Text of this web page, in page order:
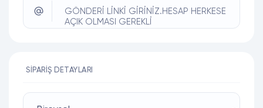
GÖNDERİ LİNKİ GİRİNİZ.HESAP HERKESE
AÇIK OLMASI GEREKLİ
SIPARIŞ DETAYLARI